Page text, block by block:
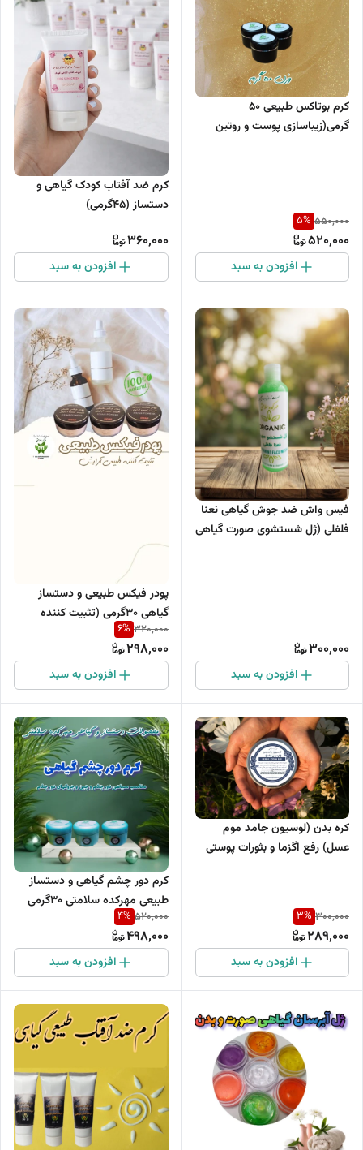
کرم بوتاکس طبیعی 50
گرمی(زیباسازی پوست و روتین
550,000
5%
520,000
افزودن به سبد
کرم ضد آفتاب کودک گیاهی و
دستساز (45گرمی)
360,000
افزودن به سبد
فیس واش ضد جوش گیاهی نعنا
فلفلی (ژل شستشوی صورت گیاهی
300,000
افزودن به سبد
پودر فیکس طبیعی و دستساز
گیاهی ۳۰گرمی (تثبیت کننده
آرایش طبیعی )
320,000
6%
298,000
افزودن به سبد
کره بدن (لوسیون جامد موم
عسل) رفع اگزما و بثورات پوستی
300,000
3%
289,000
افزودن به سبد
کرم دور چشم گیاهی و دستساز
طبیعی مهرکده سلامتی 30گرمی
(مناسب سیاهی و چروکهای دور
چشم)
520,000
4%
498,000
افزودن به سبد